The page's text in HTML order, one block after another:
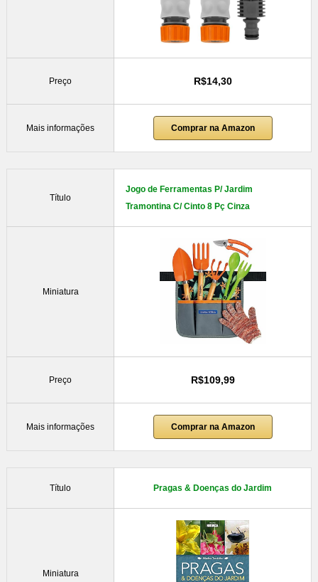
Preço R$14,30
Mais informações Comprar na Amazon
Título
Jogo de Ferramentas P/ Jardim
Tramontina C/ Cinto 8 Pç Cinza
Miniatura
Preço R$109,99
Mais informações Comprar na Amazon
Título Pragas & Doenças do Jardim
Miniatura